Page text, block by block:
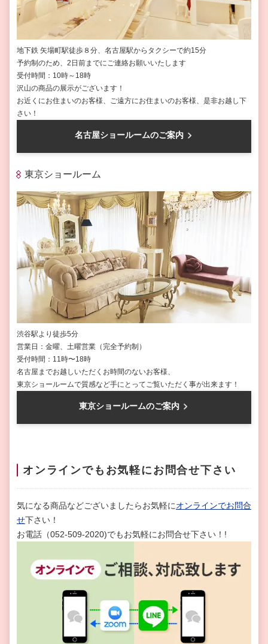
地下鉄 矢場町駅徒歩８分、名古屋駅からタクシーで約15分
予約制のため、2日前までにご連絡お願いいたします
受付時間：10時～18時
沢山の商品の展示がございます！
お近くにお住まいのお客様、ご遠方にお住まいのお客様、是非お越し下
さい！
名古屋ショールームのご案内
東京ショールーム
渋谷駅より徒歩5分
営業日：金曜、土曜営業（完全予約制）
受付時間：11時〜18時
名古屋までお越しいただくお時間のないお客様、
東京ショールームで質感など手にとってご覧いただく事が出来ます！
東京ショールームのご案内
オンラインでもお気軽にお問合せ下さい
気になる商品などございましたらお気軽にオンラインでお問合
せ下さい！
お電話（052-509-2020)でもお気軽にお問合せ下さい！!